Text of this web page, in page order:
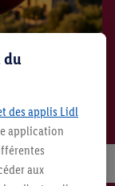
du
des applis Lidl
application
aux